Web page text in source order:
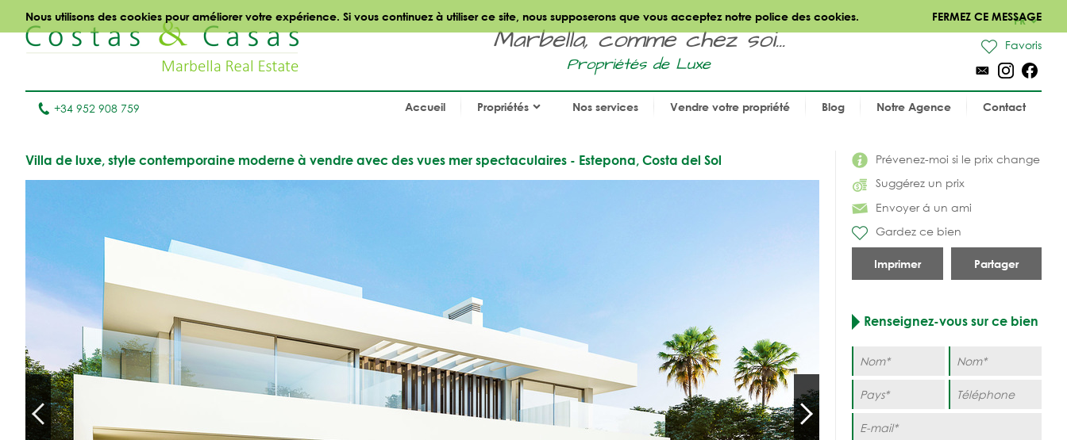
Nous utilisons des cookies pour améliorer votre expérience. Si vous continuez à utiliser ce site, nous supposerons que vous acceptez notre police des cookies. FERMEZ CE MESSAGE
Marbella, comme chez soi...
Propriétés de Luxe
FR
Favoris
+34 952 908 759 Accueil Propriétés Nos services Vendre votre propriété Blog Notre Agence Contact
Prévenez-moi si le prix change
Suggérez un prix
Envoyer á un ami
Gardez ce bien
Imprimer Partager
Villa de luxe, style contemporaine moderne à vendre avec des vues mer spectaculaires - Estepona, Costa del Sol
Renseignez-vous sur ce bien